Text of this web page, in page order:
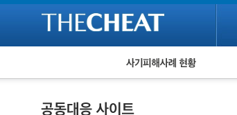
피해사례 현황
게임 · 비실물 피해사례